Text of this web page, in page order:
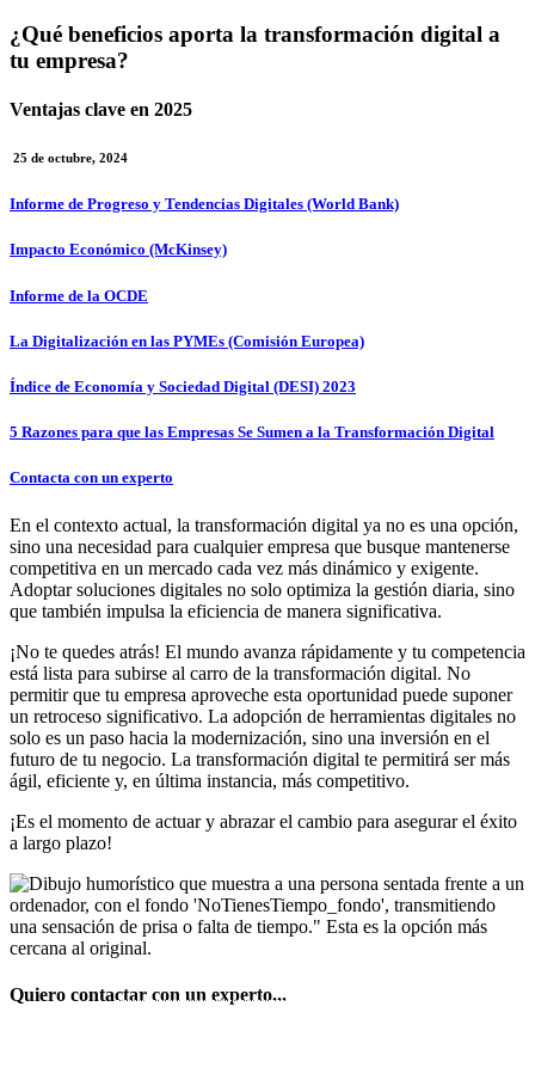
¿Qué beneficios aporta la transformación digital a
tu empresa?
Ventajas clave en 2025
25 de octubre, 2024
Informe de Progreso y Tendencias Digitales (World Bank)
Impacto Económico (McKinsey)
Informe de la OCDE
La Digitalización en las PYMEs (Comisión Europea)
Índice de Economía y Sociedad Digital (DESI) 2023
5 Razones para que las Empresas Se Sumen a la Transformación Digital
Contacta con un experto
En el contexto actual, la transformación digital ya no es una opción,
sino una necesidad para cualquier empresa que busque mantenerse
competitiva en un mercado cada vez más dinámico y exigente.
Adoptar soluciones digitales no solo optimiza la gestión diaria, sino
que también impulsa la eficiencia de manera significativa.
¡No te quedes atrás! El mundo avanza rápidamente y tu competencia
está lista para subirse al carro de la transformación digital. No
permitir que tu empresa aproveche esta oportunidad puede suponer
un retroceso significativo. La adopción de herramientas digitales no
solo es un paso hacia la modernización, sino una inversión en el
futuro de tu negocio. La transformación digital te permitirá ser más
ágil, eficiente y, en última instancia, más competitivo.
¡Es el momento de actuar y abrazar el cambio para asegurar el éxito
a largo plazo!
Quiero contactar con un experto...